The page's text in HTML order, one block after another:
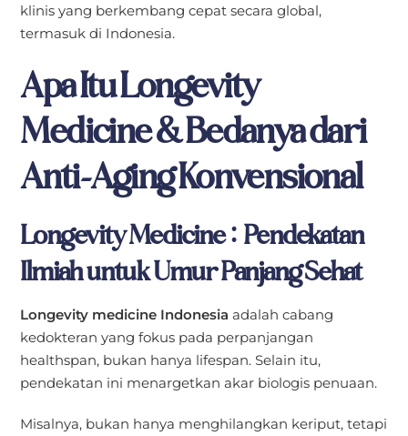
klinis yang berkembang cepat secara global,
termasuk di Indonesia.
Apa Itu Longevity
Medicine & Bedanya dari
Anti-Aging Konvensional
Longevity Medicine: Pendekatan
Ilmiah untuk Umur Panjang Sehat
Longevity medicine Indonesia adalah cabang
kedokteran yang fokus pada perpanjangan
healthspan, bukan hanya lifespan. Selain itu,
pendekatan ini menargetkan akar biologis penuaan.
Misalnya, bukan hanya menghilangkan keriput, tetapi